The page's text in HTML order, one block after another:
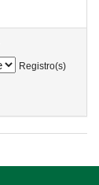
Registro(s)